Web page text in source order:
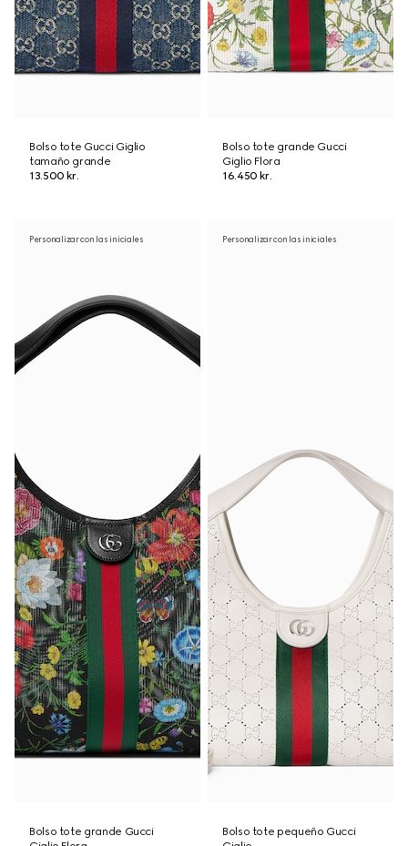
Bolso tote Gucci Giglio
tamaño grande
13.500 kr.
Bolso tote grande Gucci
Giglio Flora
16.450 kr.
Personalizar con las iniciales
Bolso tote grande Gucci
Personalizar con las iniciales
Bolso tote pequeño Gucci